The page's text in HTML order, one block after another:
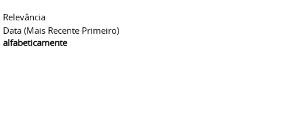
Relevância
Data (mais Recente Primeiro)
alfabeticamente